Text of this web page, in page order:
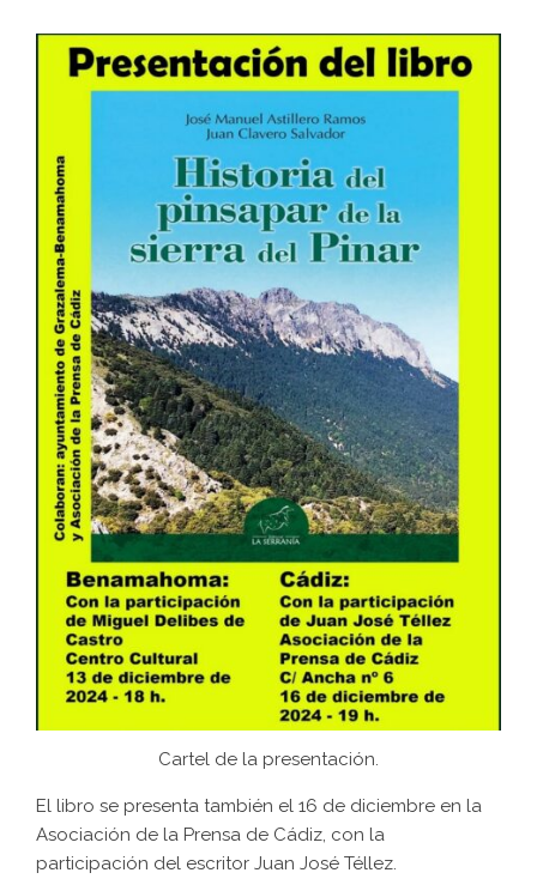
Cartel de la presentación.
El libro se presenta también el 16 de diciembre en la
Asociación de la Prensa de Cádiz, con la
participación del escritor Juan José Téllez.